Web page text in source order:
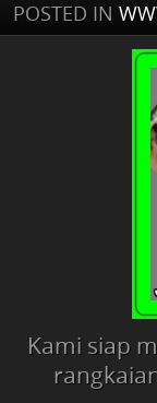
POSTED IN
Kami siap